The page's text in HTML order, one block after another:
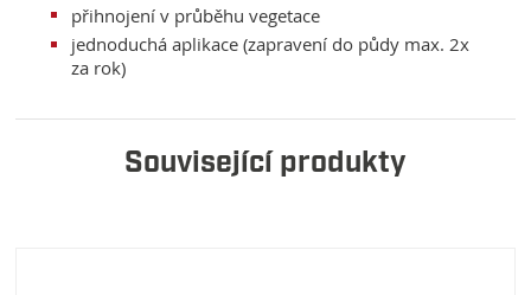
přihnojení v průběhu vegetace
jednoduchá aplikace (zapravení do půdy max. 2x
za rok)
Související produkty